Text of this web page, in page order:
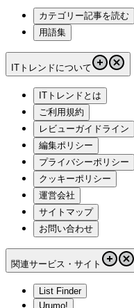
カテゴリー記事を読む
用語集
ITトレンドについて
ITトレンドとは
ご利用規約
レビューガイドライン
編集ポリシー
プライバシーポリシー
クッキーポリシー
運営会社
サイトマップ
お問い合わせ
関連サービス・サイト
List Finder
Urumo!